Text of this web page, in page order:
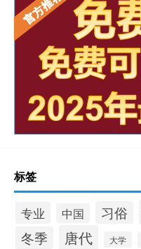
标签
专业 中国 习俗
冬季 唐代 大学